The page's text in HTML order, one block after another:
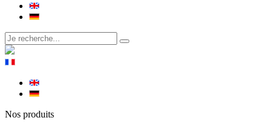
Nos produits